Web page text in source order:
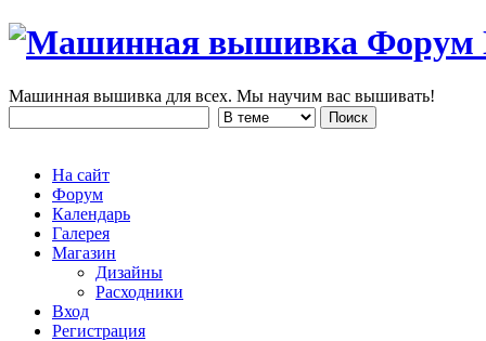
Машинная вышивка для всех. Мы научим вас вышивать!
На сайт
Форум
Календарь
Галерея
Магазин
Дизайны
Расходники
Вход
Регистрация